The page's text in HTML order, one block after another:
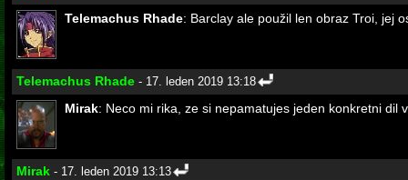
Telemachus Rhade: Barclay ale použil len obraz Troi, jej
Telemachus Rhade - 17. leden 2019 13:18
Mirak: Neco mi rika, ze si nepamatujes jeden konkretni dil
Mirak - 17. leden 2019 13:13